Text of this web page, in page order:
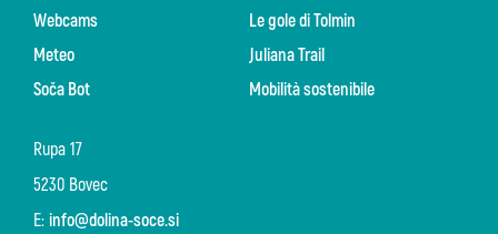
Rupa 17
5230 Bovec
E: info@dolina-soce.si
Webcams
Meteo
Soča Bot
Le gole di Tolmin
Juliana Trail
Mobilità sostenibile